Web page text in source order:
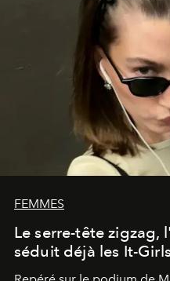
FEMMES
Le serre-tête zigzag,
séduit déjà les It-Girls